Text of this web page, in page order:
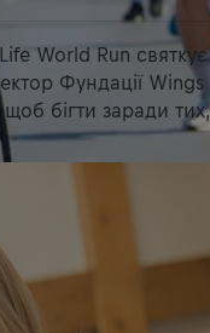
World Run святкує
Фундації Wings
бігти заради тих,